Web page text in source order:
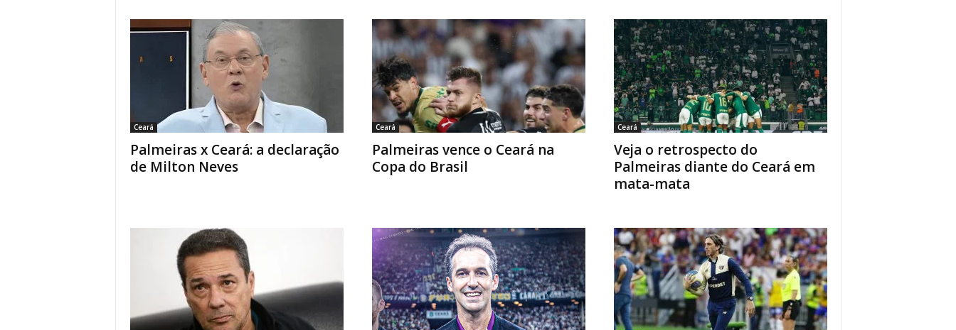
Ceará
Palmeiras x Ceará: a declaração
de Milton Neves
Ceará
Palmeiras vence o Ceará na
Copa do Brasil
Ceará
Veja o retrospecto do
Palmeiras diante do Ceará em
mata-mata